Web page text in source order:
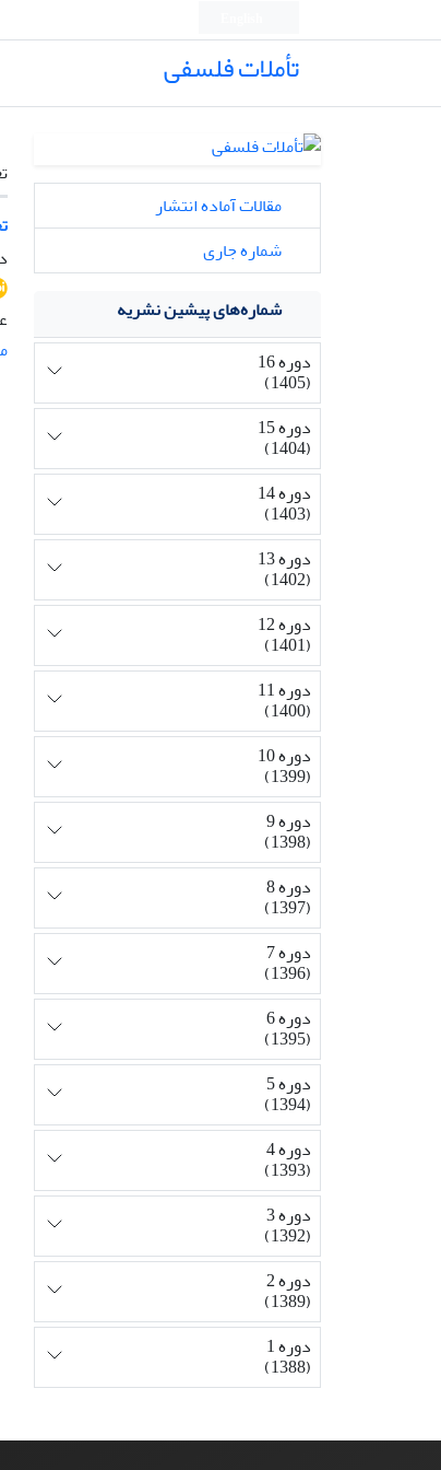
تأملات فلسفی
مقالات آماده انتشار
شماره جاری
شماره‌های پیشین نشریه
دوره 16
(1405)
دوره 15
(1404)
دوره 14
(1403)
دوره 13
(1402)
دوره 12
(1401)
دوره 11
(1400)
دوره 10
(1399)
دوره 9
(1398)
دوره 8
(1397)
دوره 7
(1396)
دوره 6
(1395)
دوره 5
(1394)
دوره 4
(1393)
دوره 3
(1392)
دوره 2
(1389)
دوره 1
(1388)